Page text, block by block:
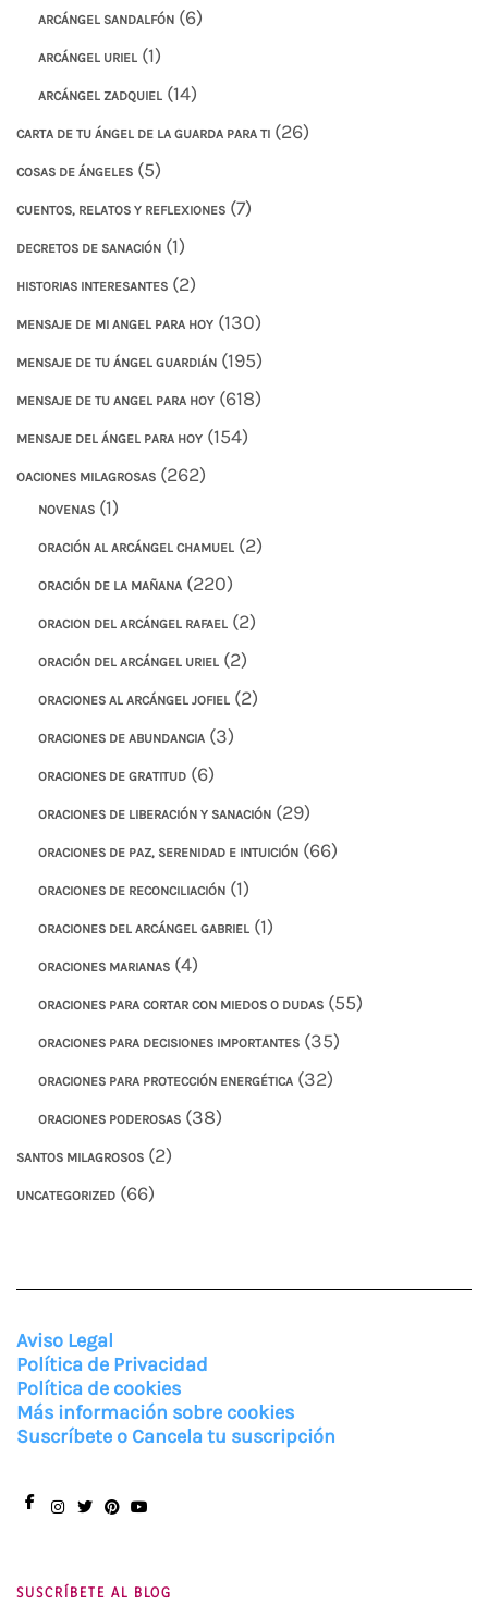
ARCÁNGEL SANDALFÓN (6)
ARCÁNGEL URIEL (1)
ARCÁNGEL ZADQUIEL (14)
CARTA DE TU ÁNGEL DE LA GUARDA PARA TI (26)
COSAS DE ÁNGELES (5)
CUENTOS, RELATOS Y REFLEXIONES (7)
DECRETOS DE SANACIÓN (1)
HISTORIAS INTERESANTES (2)
MENSAJE DE MI ANGEL PARA HOY (130)
MENSAJE DE TU ÁNGEL GUARDIÁN (195)
MENSAJE DE TU ANGEL PARA HOY (618)
MENSAJE DEL ÁNGEL PARA HOY (154)
OACIONES MILAGROSAS (262)
NOVENAS (1)
ORACIÓN AL ARCÁNGEL CHAMUEL (2)
ORACIÓN DE LA MAÑANA (220)
ORACION DEL ARCÁNGEL RAFAEL (2)
ORACIÓN DEL ARCÁNGEL URIEL (2)
ORACIONES AL ARCÁNGEL JOFIEL (2)
ORACIONES DE ABUNDANCIA (3)
ORACIONES DE GRATITUD (6)
ORACIONES DE LIBERACIÓN Y SANACIÓN (29)
ORACIONES DE PAZ, SERENIDAD E INTUICIÓN (66)
ORACIONES DE RECONCILIACIÓN (1)
ORACIONES DEL ARCÁNGEL GABRIEL (1)
ORACIONES MARIANAS (4)
ORACIONES PARA CORTAR CON MIEDOS O DUDAS (55)
ORACIONES PARA DECISIONES IMPORTANTES (35)
ORACIONES PARA PROTECCIÓN ENERGÉTICA (32)
ORACIONES PODEROSAS (38)
SANTOS MILAGROSOS (2)
UNCATEGORIZED (66)
Aviso Legal
Política de Privacidad
Política de cookies
Más información sobre cookies
Suscríbete o Cancela tu suscripción
SUSCRÍBETE AL BLOG